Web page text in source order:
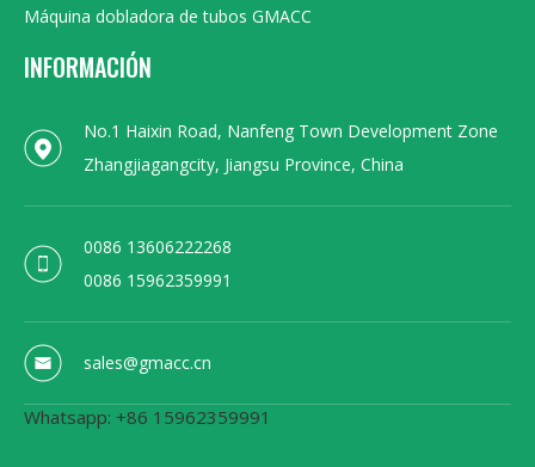
Máquina dobladora de tubos GMACC
INFORMACIÓN
No.1 Haixin Road, Nanfeng Town Development Zone
Zhangjiagangcity, Jiangsu Province, China
0086 13606222268
0086 15962359991
sales@gmacc.cn
Whatsapp: +86 15962359991